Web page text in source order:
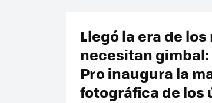
Llegó la era de
necesitan gimbal:
Pro inaugura la
fotográfica de los